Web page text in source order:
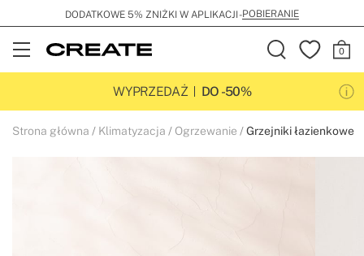
DODATKOWE 5% ZNIŻKI W APLIKACJI -POBIERANIE
Open
Menu
WYPRZEDAŻ
DO -50%
Strona główna Klimatyzacja Ogrzewanie Grzejniki łazienkowe